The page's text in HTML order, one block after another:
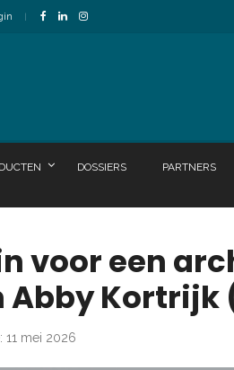
DOSSIERS PARTNERS
voor een
Kortrijk
11 mei 2026